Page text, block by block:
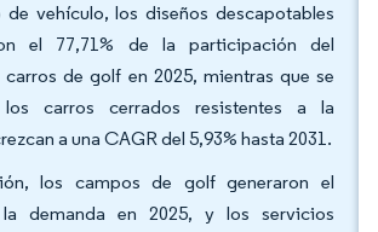
vehículo, los diseños descapotables
el 77,71% de la participación del
de golf en 2025, mientras que se
carros cerrados resistentes a la
a una CAGR del 5,93% hasta 2031.
los campos de golf generaron el
demanda en 2025, y los servicios